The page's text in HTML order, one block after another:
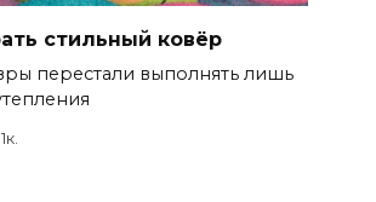
стильный ковёр
перестали выполнять лишь